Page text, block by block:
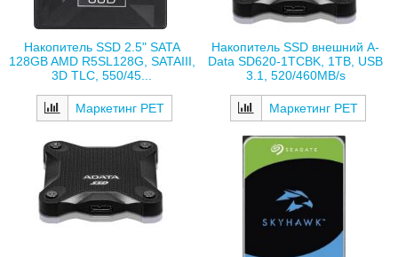
Накопитель SSD 2.5" SATA
128GB AMD R5SL128G, SATAIII,
3D TLC, 550/45...
Маркетинг РЕТ
Накопитель SSD внешний A-
Data SD620-1TCBK, 1TB, USB
3.1, 520/460MB/s
Маркетинг РЕТ